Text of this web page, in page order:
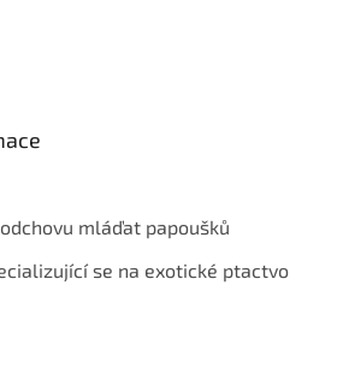
mláďat papoušků
se na exotické ptactvo